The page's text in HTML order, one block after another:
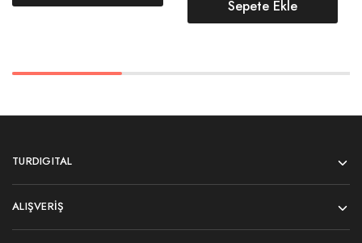
Sepete Ekle
TURDIGITAL
ALIŞVERIŞ